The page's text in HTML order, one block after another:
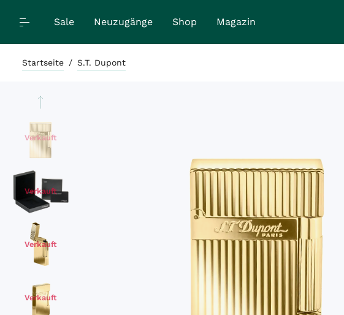
Sale Neuzugänge Shop Magazin
Startseite / S.T. Dupont
Verkauft
Verkauft
Verkauft
Verkauft